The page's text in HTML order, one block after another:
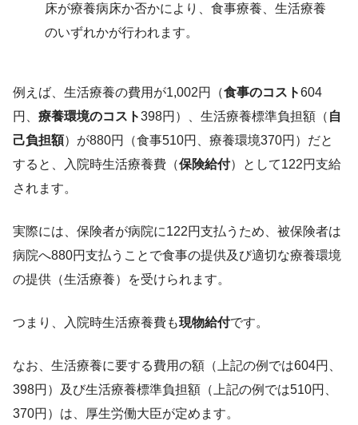
床が療養病床か否かにより、食事療養、生活療養
のいずれかが行われます。
例えば、生活療養の費用が1,002円（食事のコスト604
円、 療養環境のコスト398円）、生活療養標準負担額（ 自
己負担額）が880円（食事510円、療養環境370円）だと
すると、入院時生活療養費（保険給付）として122円支給
されます。
実際には、保険者が病院に122円支払うため、被保険者は
病院へ880円支払うことで食事の提供及び適切な療養環境
の提供（生活療養）を受けられます。
つまり、入院時生活療養費も現物給付です。
なお、生活療養に要する費用の額（上記の例では604円、
398円）及び生活療養標準負担額（上記の例では510円、
370円）は、厚生労働大臣が定めます。